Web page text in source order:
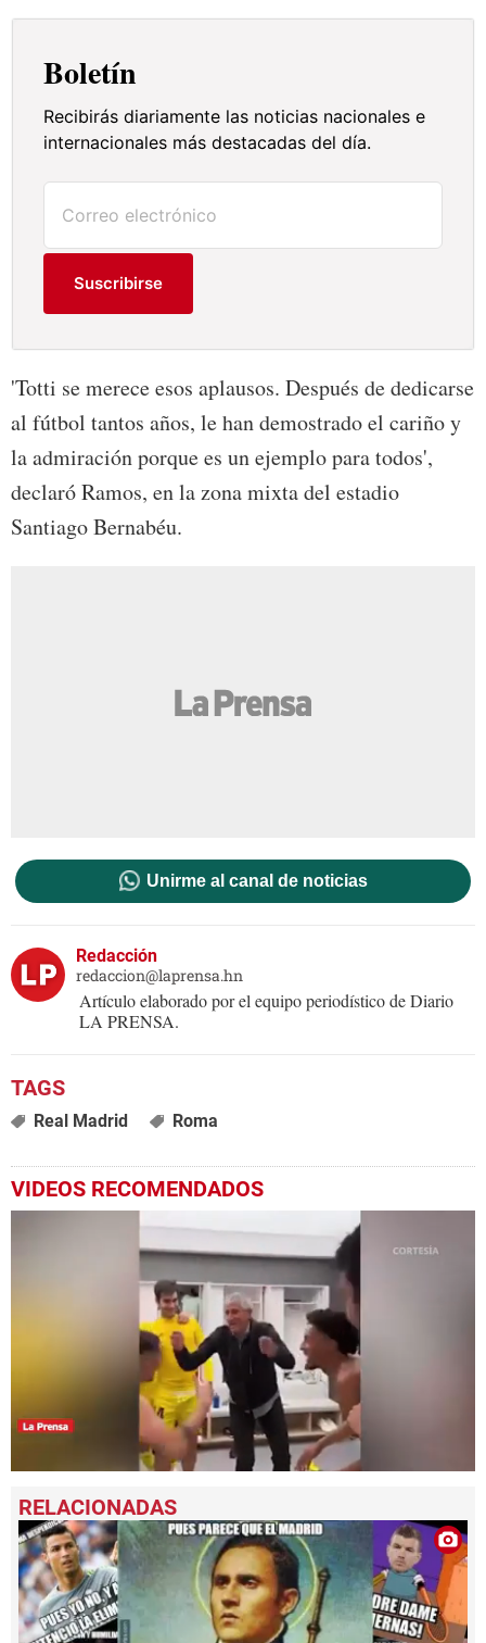
Boletín
Recibirás diariamente las noticias nacionales e
internacionales más destacadas del día.
Suscribirse
'Totti se merece esos aplausos. Después de dedicarse
al fútbol tantos años, le han demostrado el cariño y
la admiración porque es un ejemplo para todos',
declaró Ramos, en la zona mixta del estadio
Santiago Bernabéu.
Unirme al canal de noticias
Redacción
redaccion@laprensa.hn
Artículo elaborado por el equipo periodístico de Diario
LA PRENSA.
Real Madrid Roma
VIDEOS RECOMENDADOS
seconds
of
28
seconds